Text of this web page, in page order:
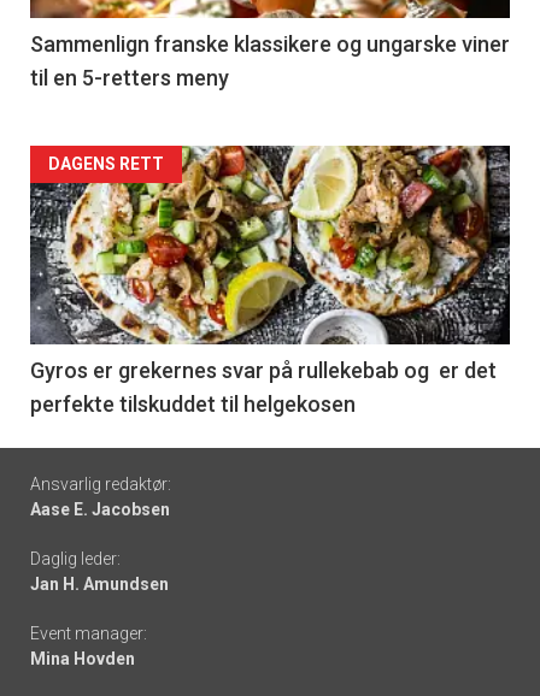
5
Sammenlign franske klassikere og ungarske viner
til en 5-retters meny
Forsiden
akkurat
nå
-
6
DAGENS RETT
Gyros er grekernes svar på rullekebab og er det
perfekte tilskuddet til helgekosen
Footer
-
links
Ansvarlig redaktør:
Aase E. Jacobsen
Daglig leder:
Jan H. Amundsen
Event manager:
Mina Hovden